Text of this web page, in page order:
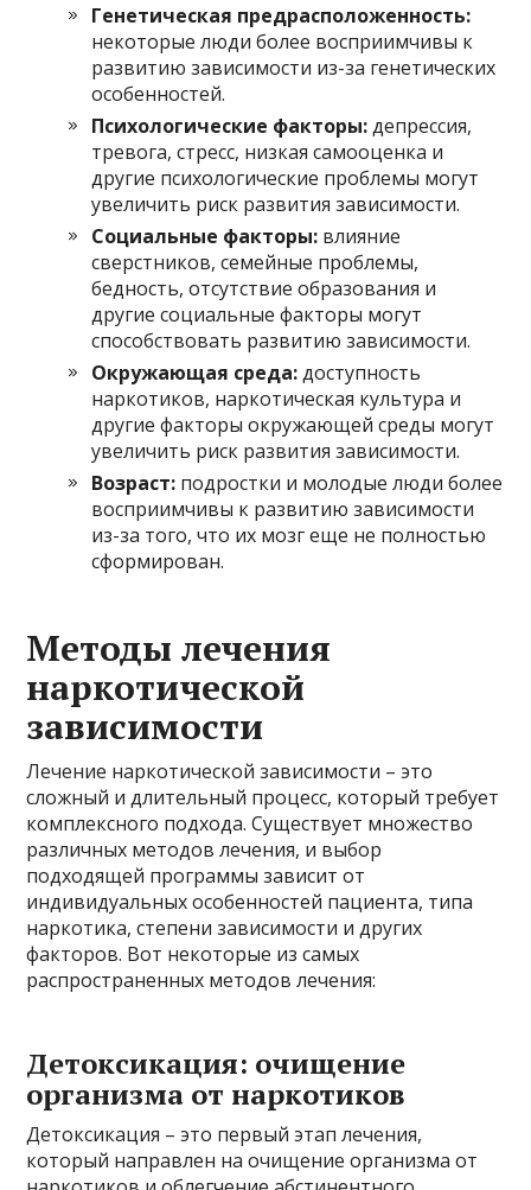
Генетическая предрасположенность:
некоторые люди более восприимчивы к
развитию зависимости из-за генетических
особенностей.
Психологические факторы:депрессия,
тревога, стресс, низкая самооценка и
другие психологические проблемы могут
увеличить риск развития зависимости.
Социальные факторы: влияние
сверстников, семейные проблемы,
бедность, отсутствие образования и
другие социальные факторы могут
способствовать развитию зависимости.
Окружающая среда:доступность
наркотиков, наркотическая культура и
другие факторы окружающей среды могут
увеличить риск развития зависимости.
Возраст: подростки и молодые люди более
восприимчивы к развитию зависимости
из-за того, что их мозг еще не полностью
сформирован.
Методы лечения
наркотической
зависимости
Лечение наркотической зависимости – это
сложный и длительный процесс, который требует
комплексного подхода. Существует множество
различных методов лечения, и выбор
подходящей программы зависит от
индивидуальных особенностей пациента, типа
наркотика, степени зависимости и других
факторов. Вот некоторые из самых
распространенных методов лечения:
Детоксикация: очищение
организма от наркотиков
Детоксикация – это первый этап лечения,
который направлен на очищение организма от